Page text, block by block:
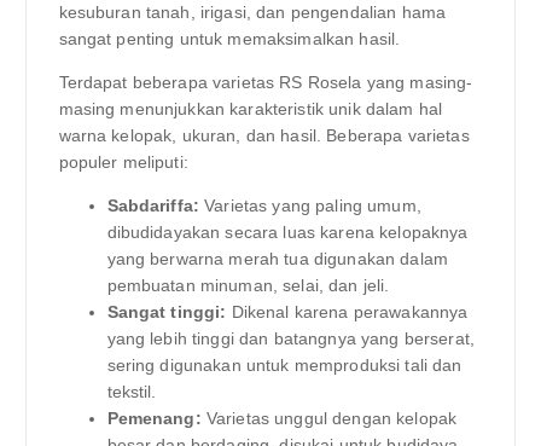
kesuburan tanah, irigasi, dan pengendalian hama
sangat penting untuk memaksimalkan hasil.
Terdapat beberapa varietas RS Rosela yang masing-
masing menunjukkan karakteristik unik dalam hal
warna kelopak, ukuran, dan hasil. Beberapa varietas
populer meliputi:
Sabdariffa: Varietas yang paling umum,
dibudidayakan secara luas karena kelopaknya
yang berwarna merah tua digunakan dalam
pembuatan minuman, selai, dan jeli.
Sangat tinggi: Dikenal karena perawakannya
yang lebih tinggi dan batangnya yang berserat,
sering digunakan untuk memproduksi tali dan
tekstil.
Pemenang: Varietas unggul dengan kelopak